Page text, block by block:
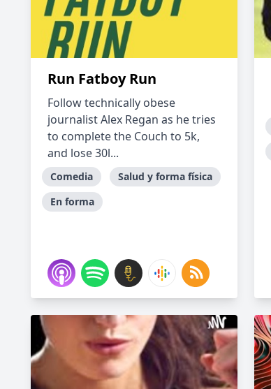
Run Fatboy Run
Follow technically obese
journalist Alex Regan as he tries
to complete the Couch to 5k,
and lose 30l...
Comedia
Salud y forma física
En forma